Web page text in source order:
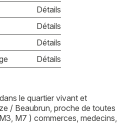
Détails
Détails
Détails
Détails
le quartier vivant et
/ Beaubrun, proche de toutes
M7 ) commerces, medecins,